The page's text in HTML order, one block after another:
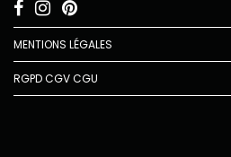
MENTIONS LÉGALES
RGPDCGVCGU